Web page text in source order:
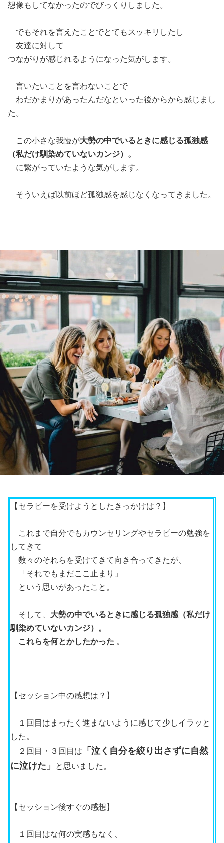
想像もしてなかったのでびっくりしました。
でもそれを言えたことでとてもスッキリしたし
友達に対して
つながりが感じれるようになった気がします。
言いたいことを言わないことで
わだかまりがあったんだなといった後からから感じまし
た。
この小さな我慢が大勢の中でいるときに感じる孤独感
（私だけ馴染めていないカンジ）。
に繋がっていたような気がします。
そういえば以前ほど孤独感を感じなくなってきました。
【セラピーを受けようとしたきっかけは？】
これまで自分でもカウンセリングやセラピーの勉強を
してきて
数々のそれらを受けてきて向き合ってきたが、
「それでもまだここ止まり」
という思いがあったこと。
そして、 大勢の中でいるときに感じる孤独感（私だけ
馴染めていないカンジ）。
これらを何とかしたかった 。
【セッション中の感想は？】
１回目はまったく進まないように感じて少しイラッと
した。
２回目・３回目は
「泣く自分を絞り出さずに自然
に泣けた」
と思いました。
【セッション後すぐの感想】
１回目はな何の実感もなく、